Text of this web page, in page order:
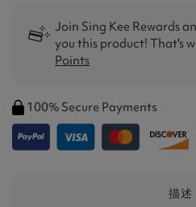
Join Sing Kee Rewards
you this product! That's
Points
100% Secure Payments
描述